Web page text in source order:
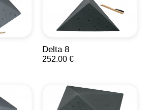
Delta 8
252.00 €